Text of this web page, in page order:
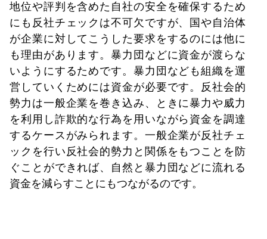
地位や評判を含めた自社の安全を確保するため
にも反社チェックは不可欠ですが、国や自治体
が企業に対してこうした要求をするのには他に
も理由があります。暴力団などに資金が渡らな
いようにするためです。暴力団なども組織を運
営していくためには資金が必要です。反社会的
勢力は一般企業を巻き込み、ときに暴力や威力
を利用し詐欺的な行為を用いながら資金を調達
するケースがみられます。一般企業が反社チェ
ックを行い反社会的勢力と関係をもつことを防
ぐことができれば、自然と暴力団などに流れる
資金を減らすことにもつながるのです。